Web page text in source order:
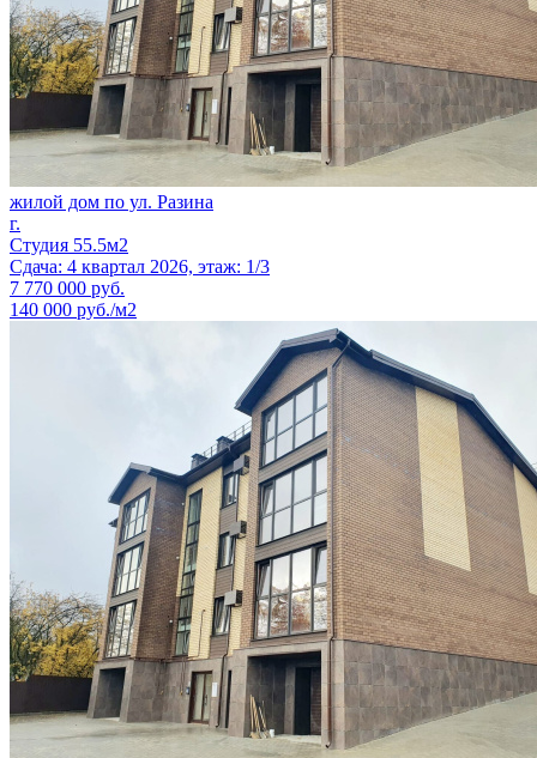
жилой дом по ул. Разина
г.
Студия 55.5м2
Сдача: 4 квартал 2026, этаж: 1/3
7 770 000 руб.
140 000 руб./м2